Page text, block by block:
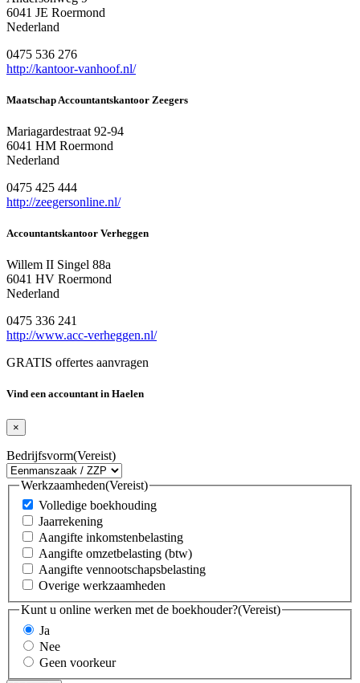
6041 JE Roermond
Nederland
0475 536 276
http://kantoor-vanhoof.nl/
Maatschap Accountantskantoor Zeegers
Mariagardestraat 92-94
6041 HM Roermond
Nederland
0475 425 444
http://zeegersonline.nl/
Accountantskantoor Verheggen
Willem II Singel 88a
6041 HV Roermond
Nederland
0475 336 241
http://www.acc-verheggen.nl/
GRATIS offertes aanvragen
Vind een accountant in Haelen
×
Bedrijfsvorm(Vereist)
Werkzaamheden(Vereist)
Volledige boekhouding
Jaarrekening
Aangifte inkomstenbelasting
Aangifte omzetbelasting (btw)
Aangifte vennootschapsbelasting
Overige werkzaamheden
Kunt u online werken met de boekhouder?(Vereist)
Ja
Nee
Geen voorkeur